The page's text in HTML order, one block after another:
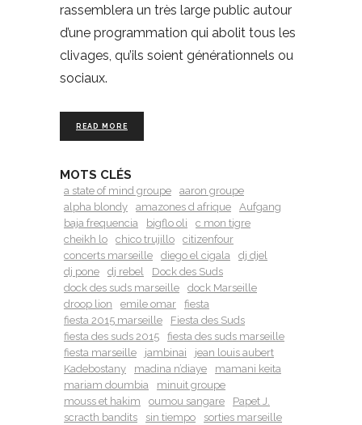
rassemblera un très large public autour
d’une programmation qui abolit tous les
clivages, qu’ils soient générationnels ou
sociaux.
READ MORE
MOTS CLÉS
a state of mind groupe
aaron groupe
alpha blondy
amazones d afrique
Aufgang
baja frequencia
bigflo oli
c mon tigre
cheikh lo
chico trujillo
citizenfour
concerts marseille
diego el cigala
dj djel
dj pone
dj rebel
Dock des Suds
dock des suds marseille
dock Marseille
droop lion
emile omar
fiesta
fiesta 2015 marseille
Fiesta des Suds
fiesta des suds 2015
fiesta des suds marseille
fiesta marseille
jambinai
jean louis aubert
Kadebostany
madina n’diaye
mamani keita
mariam doumbia
minuit groupe
mouss et hakim
oumou sangare
Papet J.
scracth bandits
sin tiempo sorties marseille